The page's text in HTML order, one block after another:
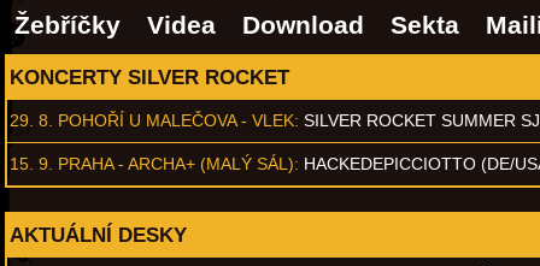
Žebříčky
Videa Download Sekta
KONCERTY SILVER ROCKET
29. 8. POHOŘÍ U MALEČOVA - VLEK: SILVER ROCKET SUMMER
15. 9. PRAHA - ARCHA+ (MALÝ SÁL): HACKEDEPICCIOTTO (DE/
AKTUÁLNÍ DESKY